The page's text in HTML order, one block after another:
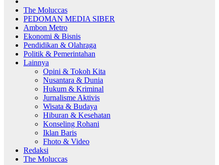
The Moluccas
PEDOMAN MEDIA SIBER
Ambon Metro
Ekonomi & Bisnis
Pendidikan & Olahraga
Politik & Pemerintahan
Lainnya
Opini & Tokoh Kita
Nusantara & Dunia
Hukum & Kriminal
Jurnalisme Aktivis
Wisata & Budaya
Hiburan & Kesehatan
Konseling Rohani
Iklan Baris
Fhoto & Video
Redaksi
The Moluccas